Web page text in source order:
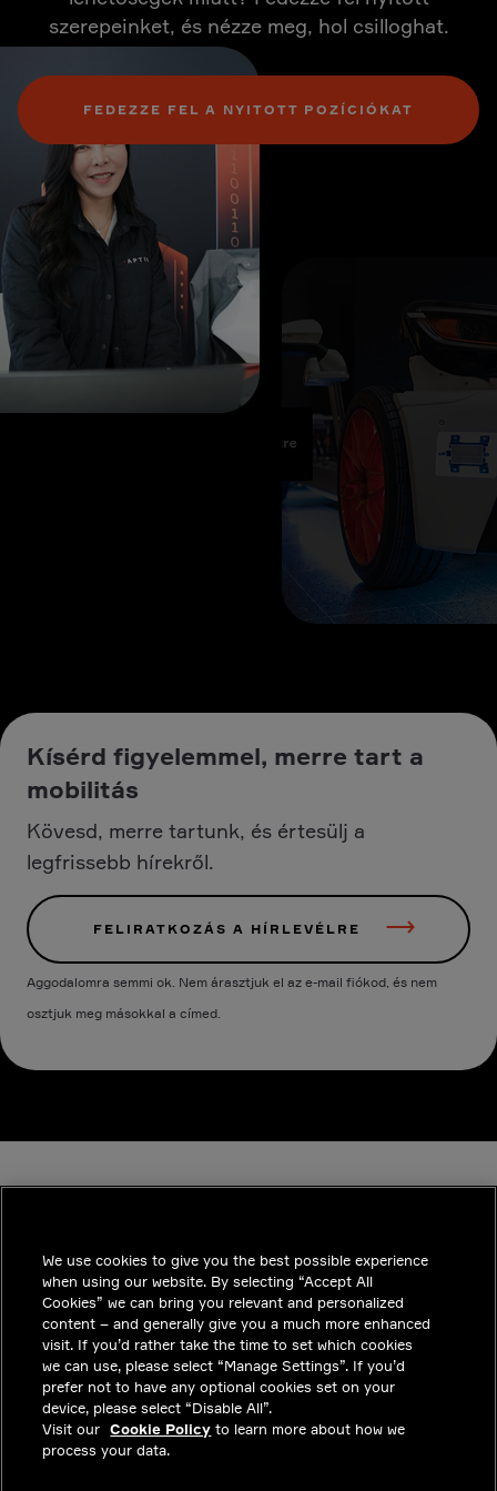
szerepeinket, és nézze meg, hol csilloghat.
FEDEZZE FEL A NYITOTT POZÍCIÓKAT
Kísérd figyelemmel, merre tart a
mobilitás
Kövesd, merre tartunk, és értesülj a
legfrissebb hírekről.
FELIRATKOZÁS A HÍRLEVÉLRE
Aggodalomra semmi ok. Nem árasztjuk el az e-mail fiókod, és nem
osztjuk meg másokkal a címed.
INDUSTRIES
INSIGHTS
MEGOLDÁSOK
KARRIER
BEFEKTETŐK
We use cookies to give you the best possible experience
when using our website. By selecting “Accept All
Cookies” we can bring you relevant and personalized
content – and generally give you a much more enhanced
visit. If you’d rather take the time to set which cookies
we can use, please select “Manage Settings”. If you’d
prefer not to have any optional cookies set on your
device, please select “Disable All”.
Visit our Cookie Policy to learn more about how we
process your data.